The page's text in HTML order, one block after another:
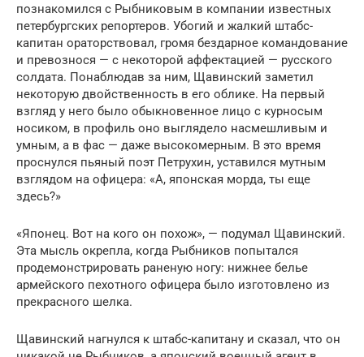
познакомился с Рыбниковым в компании известных
петербургских репортеров. Убогий и жалкий штабс-
капитан ораторствовал, громя бездарное командование
и превознося — с некоторой аффектацией — русского
солдата. Понаблюдав за ним, Щавинский заметил
некоторую двойственность в его облике. На первый
взгляд у него было обыкновенное лицо с курносым
носиком, в профиль оно выглядело насмешливым и
умным, а в фас — даже высокомерным. В это время
проснулся пьяный поэт Петрухин, уставился мутным
взглядом на офицера: «А, японская морда, ты еще
здесь?»
«Японец. Вот на кого он похож», — подумал Щавинский.
Эта мысль окрепла, когда Рыбников попытался
продемонстрировать раненую ногу: нижнее белье
армейского пехотного офицера было изготовлено из
прекрасного шелка.
Щавинский нагнулся к штабс-капитану и сказал, что он